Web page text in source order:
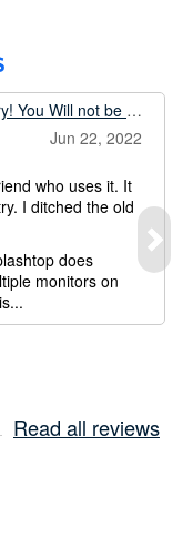
Why YOU need to give Splashtop a Try! You Will not be sorry if you do! Super Easy and no learning curve to get going!!!
Jun 22, 2022
who uses it. It
I ditched the old
does
monitors on
10 employees
Read all reviews